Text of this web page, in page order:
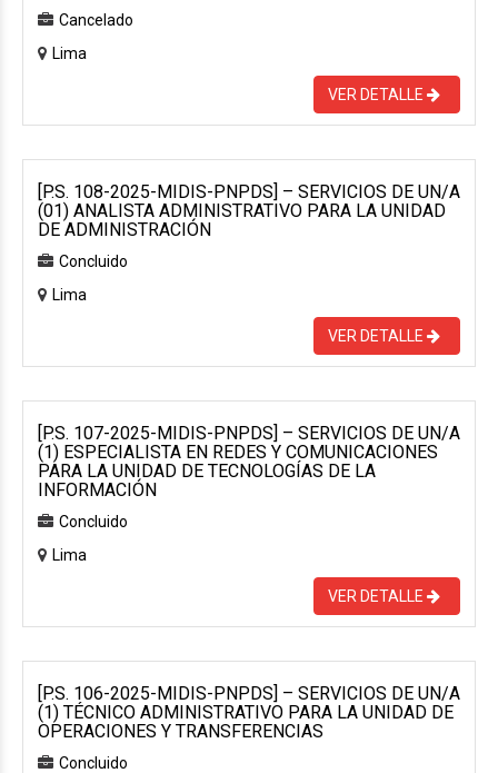
Cancelado
Lima
VER DETALLE
[P.S. 108-2025-MIDIS-PNPDS] – SERVICIOS DE UN/A
(01) ANALISTA ADMINISTRATIVO PARA LA UNIDAD
DE ADMINISTRACIÓN
Concluido
Lima
VER DETALLE
[P.S. 107-2025-MIDIS-PNPDS] – SERVICIOS DE UN/A
(1) ESPECIALISTA EN REDES Y COMUNICACIONES
PARA LA UNIDAD DE TECNOLOGÍAS DE LA
INFORMACIÓN
Concluido
Lima
VER DETALLE
[P.S. 106-2025-MIDIS-PNPDS] – SERVICIOS DE UN/A
(1) TÉCNICO ADMINISTRATIVO PARA LA UNIDAD DE
OPERACIONES Y TRANSFERENCIAS
Concluido